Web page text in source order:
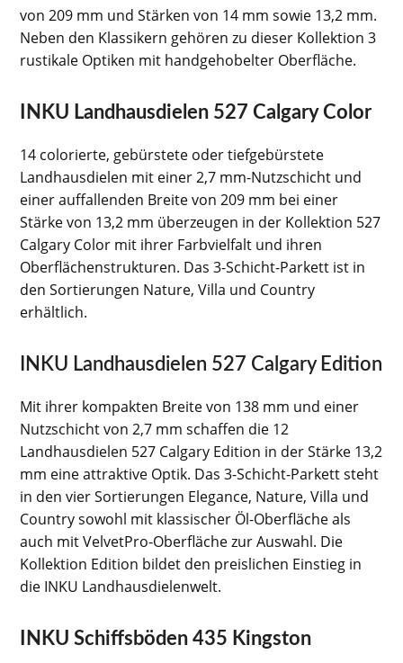
von 209 mm und Stärken von 14 mm sowie 13,2 mm.
Neben den Klassikern gehören zu dieser Kollektion 3
rustikale Optiken mit handgehobelter Oberfläche.
INKU Landhausdielen 527 Calgary Color
14 colorierte, gebürstete oder tiefgebürstete
Landhausdielen mit einer 2,7 mm-Nutzschicht und
einer auffallenden Breite von 209 mm bei einer
Stärke von 13,2 mm überzeugen in der Kollektion 527
Calgary Color mit ihrer Farbvielfalt und ihren
Oberflächenstrukturen. Das 3-Schicht-Parkett ist in
den Sortierungen Nature, Villa und Country
erhältlich.
INKU Landhausdielen 527 Calgary Edition
Mit ihrer kompakten Breite von 138 mm und einer
Nutzschicht von 2,7 mm schaffen die 12
Landhausdielen 527 Calgary Edition in der Stärke 13,2
mm eine attraktive Optik. Das 3-Schicht-Parkett steht
in den vier Sortierungen Elegance, Nature, Villa und
Country sowohl mit klassischer Öl-Oberfläche als
auch mit VelvetPro-Oberfläche zur Auswahl. Die
Kollektion Edition bildet den preislichen Einstieg in
die INKU Landhausdielenwelt.
INKU Schiffsböden 435 Kingston